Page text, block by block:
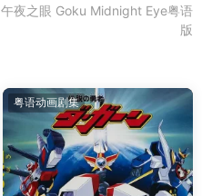
午夜之眼 Goku Midnight Eye粤语
版
粤语动画剧集